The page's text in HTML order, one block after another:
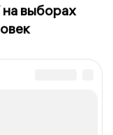
выборах